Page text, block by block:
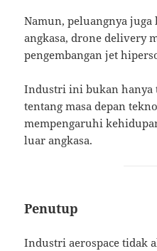
Namun, peluangnya
angkasa, drone delivery
pengembangan jet
Industri ini bukan hanya
tentang masa depan
mempengaruhi
luar angkasa.
Penutup
Industri aerospace tidak